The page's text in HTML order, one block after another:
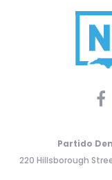
Partido
220 Hillsborough